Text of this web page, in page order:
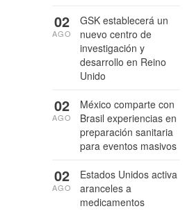
GSK establecerá un
nuevo centro de
investigación y
desarrollo en Reino
Unido
02
AGO
México comparte con
Brasil experiencias en
preparación sanitaria
para eventos masivos
02
AGO
Estados Unidos activa
aranceles a
medicamentos
02
AGO